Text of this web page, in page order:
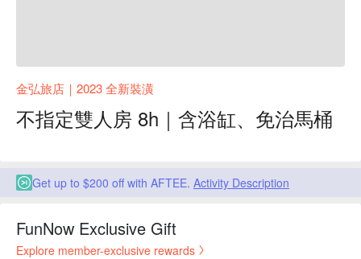
金弘旅店｜2023 全新裝潢
不指定雙人房 8h｜含浴缸、免治馬桶
Get up to $200 off with AFTEE. Activity Description
FunNow Exclusive Gift
Explore member-exclusive rewards